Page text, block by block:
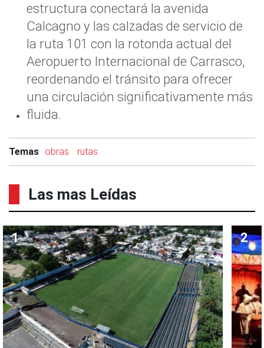
estructura conectará la avenida
Calcagno y las calzadas de servicio de
la ruta 101 con la rotonda actual del
Aeropuerto Internacional de Carrasco,
reordenando el tránsito para ofrecer
una circulación significativamente más
fluida.
Temas obras rutas
Las mas Leídas